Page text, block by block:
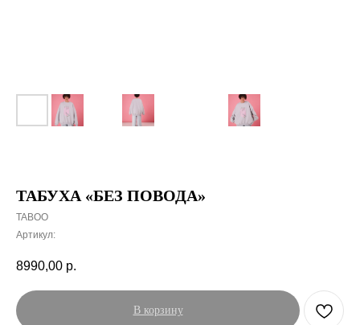
ТАБУХА «БЕЗ ПОВОДА»
TABOO
Артикул:
8990,00 р.
В корзину